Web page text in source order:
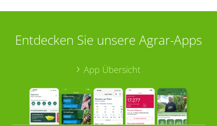
Entdecken Sie unsere Agrar-Apps
App Übersicht